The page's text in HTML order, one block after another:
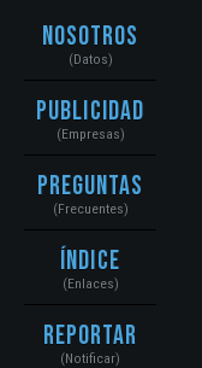
Nosotros
(Datos)
Publicidad
(Empresas)
Preguntas
(Frecuentes)
Índice
(Enlaces)
Reportar
(Notificar)